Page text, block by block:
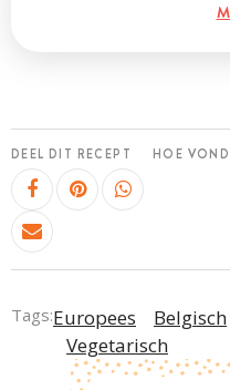
DEEL DIT RECEPT HOE
Tags:Europees Belgisch
Vegetarisch